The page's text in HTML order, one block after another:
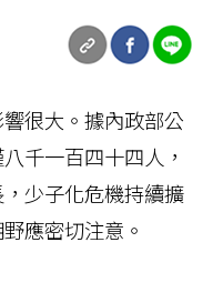
很大。據內政部公
千一百四十四人，
少子化危機持續擴
應密切注意。